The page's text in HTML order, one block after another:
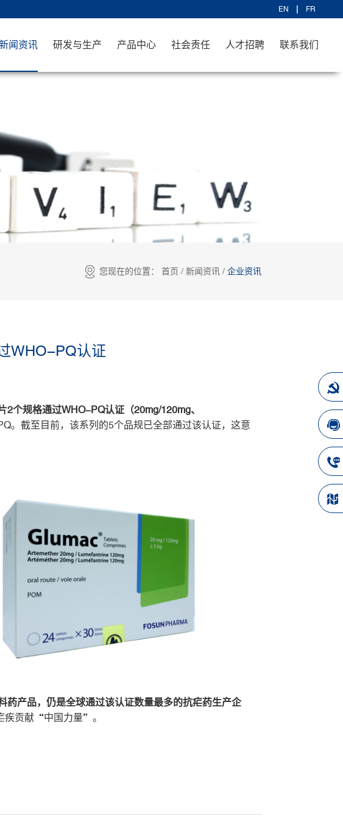
EN FR
闻资讯 研发与生产 产品中心 社会责任 人才招聘 联系我们
您现在的位置： 首页 / 新闻资讯 / 企业资讯
WHO-PQ认证
个规格通过WHO-PQ认证（20mg/120mg、
。截至目前，该系列的5个品规已全部通过该认证，这意
产品，仍是全球通过该认证数量最多的抗疟药生产企
疾贡献“中国力量”。